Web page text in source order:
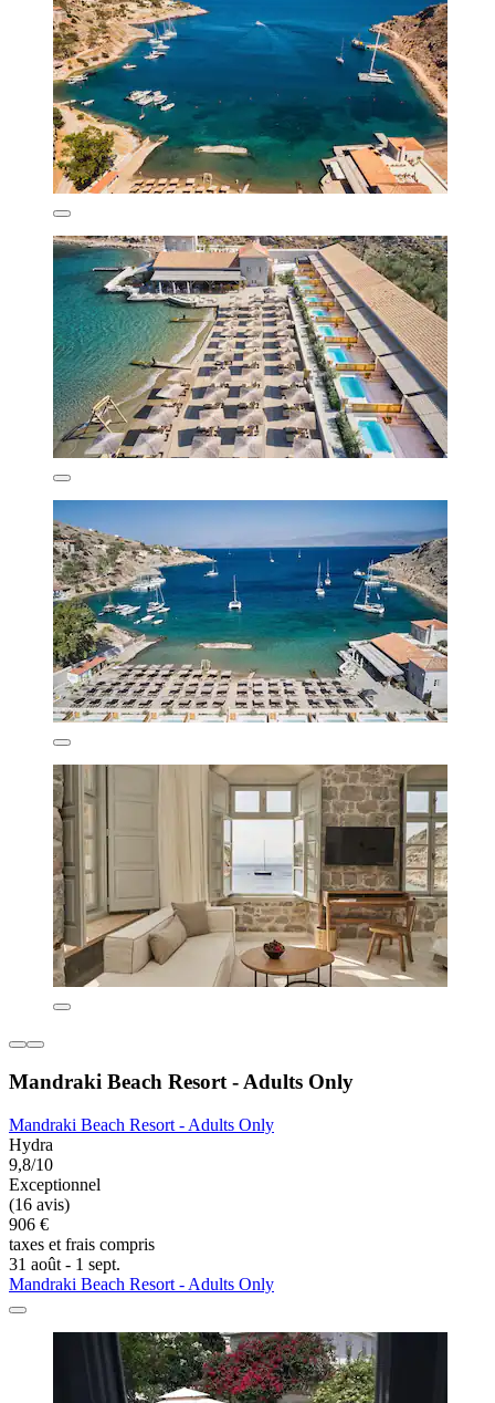
Mandraki Beach Resort - Adults Only
Mandraki Beach Resort - Adults Only
Hydra
9,8/10
Exceptionnel
(16 avis)
906 €
taxes et frais compris
31 août - 1 sept.
Mandraki Beach Resort - Adults Only